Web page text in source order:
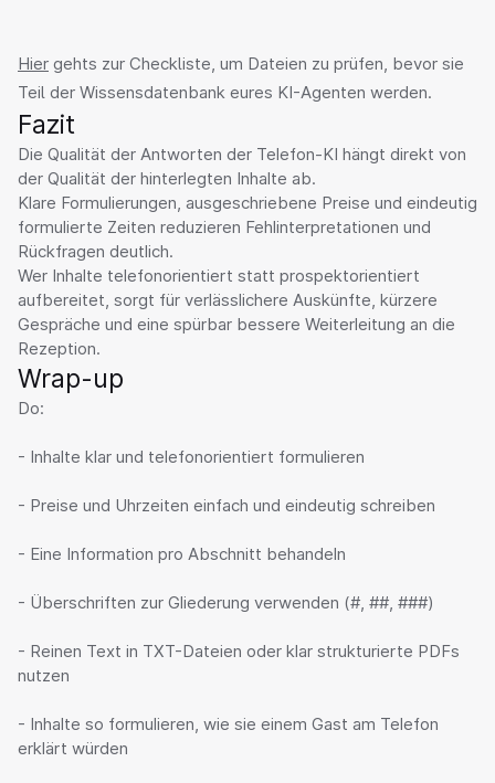
Hier gehts zur Checkliste, um Dateien zu prüfen, bevor sie
Teil der Wissensdatenbank eures KI-Agenten werden.
Fazit
Die Qualität der Antworten der Telefon-KI hängt direkt von
der Qualität der hinterlegten Inhalte ab.
Klare Formulierungen, ausgeschriebene Preise und eindeutig
formulierte Zeiten reduzieren Fehlinterpretationen und
Rückfragen deutlich.
Wer Inhalte telefonorientiert statt prospektorientiert
aufbereitet, sorgt für verlässlichere Auskünfte, kürzere
Gespräche und eine spürbar bessere Weiterleitung an die
Rezeption.
Wrap-up
Do:
- Inhalte klar und telefonorientiert formulieren
- Preise und Uhrzeiten einfach und eindeutig schreiben
- Eine Information pro Abschnitt behandeln
- Überschriften zur Gliederung verwenden (#, ##, ###)
- Reinen Text in TXT-Dateien oder klar strukturierte PDFs
nutzen
- Inhalte so formulieren, wie sie einem Gast am Telefon
erklärt würden